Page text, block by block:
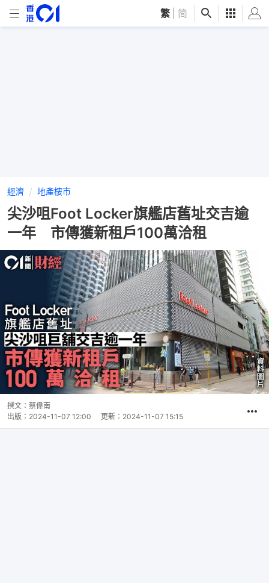
繁 简
經濟 地產樓市
尖沙咀Foot Locker旗艦店舊址交吉逾
一年 市傳獲新租戶100萬洽租
撰文： 蔡偉南
出版： 2024-11-07 12:00 更新： 2024-11-07 15:15